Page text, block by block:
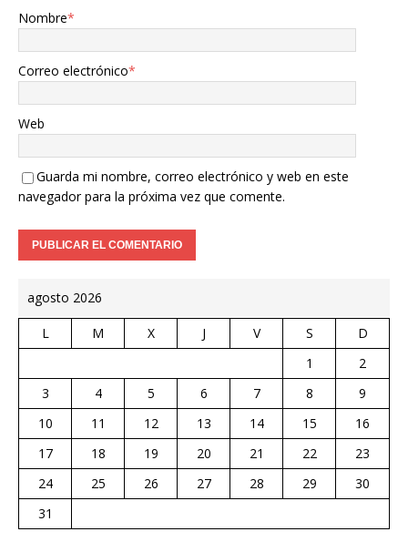
Nombre*
Correo electrónico*
Web
Guarda mi nombre, correo electrónico y web en este
navegador para la próxima vez que comente.
agosto 2026
L M X J V S
D
1
2
3
4 5 6 7 8
9
10
11 12 13 14 15
16
17
18 19 20 21 22
23
24
25 26 27 28 29
30
31